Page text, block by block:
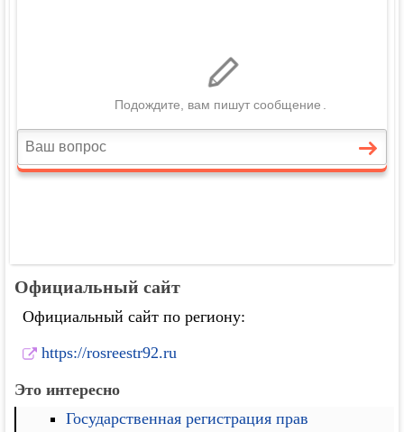
Официальный сайт
Официальный сайт по региону:
https://rosreestr92.ru
Это интересно
Государственная регистрация прав